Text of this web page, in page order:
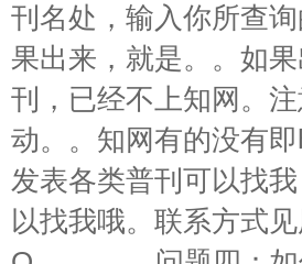
刊名处，输入你所查
果出来，就是。。如
刊，已经不上知网。
动。。知网有的没有
发表各类普刊可以找
以找我哦。联系方式